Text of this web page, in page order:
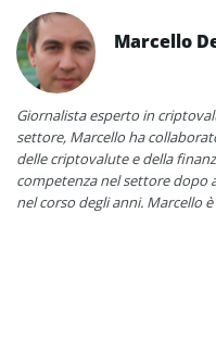
Marcello
Giornalista esperto in
settore, Marcello ha
delle criptovalute e della
competenza nel settore dopo
nel corso degli anni. Marcello